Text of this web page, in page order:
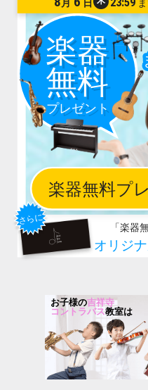
月 日
お子様の吉祥寺
コントラバス教室は